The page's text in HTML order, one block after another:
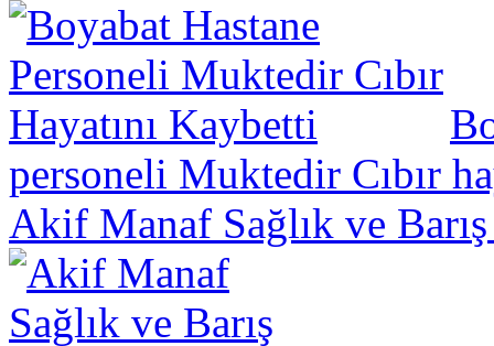
personeli Muktedir Cıbır
Akif Manaf Sağlık ve